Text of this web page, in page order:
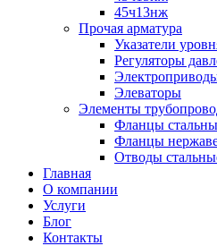
45ч13нж
Прочая арматура
Указатели
Регуляторы
Элеваторы
Элементы
Фланцы
Фланцы
Отводы
Главная
О компании
Услуги
Блог
Контакты